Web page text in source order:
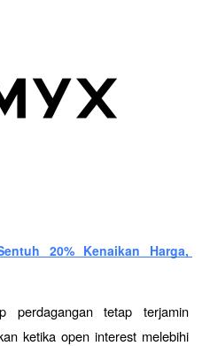
20% Kenaikan Harga,
perdagangan tetap terjamin
ketika open interest melebihi